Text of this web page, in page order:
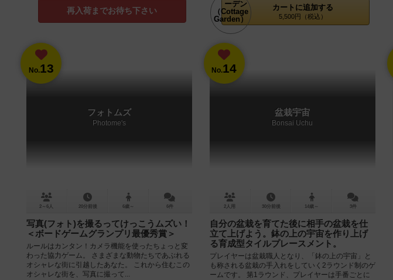
再入荷までお待ち下さい カートに追加する
5,500円（税込）
No.13
フォトムズ
Photome's
2～6人 20分前後 6歳～ 6件
写真(フォト)を撮るってけっこうムズい！
＜ボードゲームグランプリ最優秀賞＞
ルールはカンタン！カメラ機能を使ったちょっと変
わった協力ゲーム。 さまざまな動物たちであぶれる
オシャレな街に引越したあなた。 これから住むこの
オシャレな街を、写真に撮って...
No.14
盆栽宇宙
Bonsai Uchu
2人用 30分前後 14歳～ 3件
自分の盆栽を育てた後に相手の盆栽を仕
立て上げよう。鉢の上の宇宙を作り上げ
る育成型タイルプレースメント。
プレイヤーは盆栽職人となり、「鉢の上の宇宙」と
も称される盆栽の手入れをしていく2ラウンド制のゲ
ームです。 第1ラウンド、プレイヤーは手番ごとに